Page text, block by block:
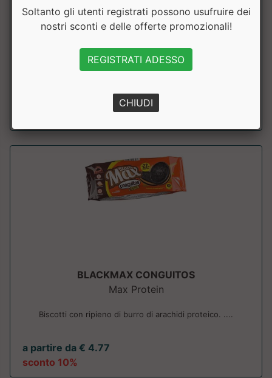
KEBUONO Biscottone Keto
Pronutrition
Delizioso biscottone proteico Keto-friendly. Ridotto
contenuto di zuccheri. Proteico. Prod...
BLACKMAX CONGUITOS
Max Protein
Biscotti con ripieno di burro di arachidi proteico. ....
a partire da € 4.77
sconto 10%
Soltanto gli utenti registrati possono usufruire dei
nostri sconti e delle offerte promozionali!
REGISTRATI ADESSO
CHIUDI